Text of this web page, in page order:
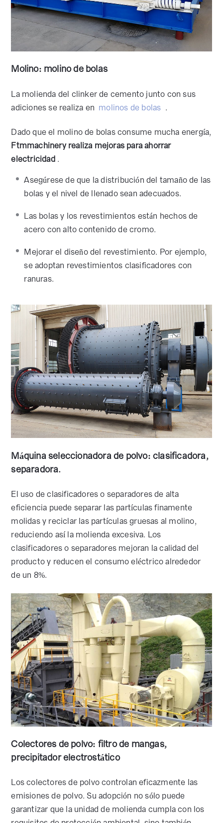
Molino: molino de bolas
La molienda del clinker de cemento junto con sus
adiciones se realiza en molinos de bolas .
Dado que el molino de bolas consume mucha energía,
Ftmmachinery realiza mejoras para ahorrar
electricidad.
Asegúrese de que la distribución del tamaño de las
bolas y el nivel de llenado sean adecuados.
Las bolas y los revestimientos están hechos de
acero con alto contenido de cromo.
Mejorar el diseño del revestimiento. Por ejemplo,
se adoptan revestimientos clasificadores con
ranuras.
Máquina seleccionadora de polvo: clasificadora,
separadora.
El uso de clasificadores o separadores de alta
eficiencia puede separar las partículas finamente
molidas y reciclar las partículas gruesas al molino,
reduciendo así la molienda excesiva. Los
clasificadores o separadores mejoran la calidad del
producto y reducen el consumo eléctrico alrededor
de un 8%.
Colectores de polvo: filtro de mangas,
precipitador electrostático
Los colectores de polvo controlan eficazmente las
emisiones de polvo. Su adopción no sólo puede
garantizar que la unidad de molienda cumpla con los